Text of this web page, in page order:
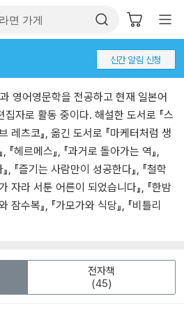
신간 알림 신청
영어영문학을 전공하고 현재 일본어
자로 활동 중이다. 해설한 도서로 『스
레츠코』, 옮긴 도서로 『마케터처럼 생
『헤르메스』, 『과거로 돌아가는 역』,
, 『즐기는 사람만이 성공한다』, 『철학
자라 서툰 어른이 되었습니다』, 『한밤
잠수복』, 『가모가와 식당』, 『비틀리
전자책
(45)